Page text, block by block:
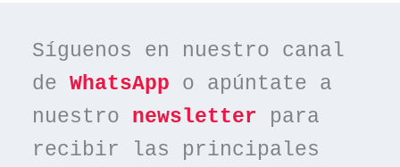
Síguenos en nuestro canal
de WhatsApp o apúntate a
nuestro newsletter para
recibir las principales